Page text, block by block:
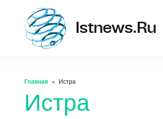
Istnews.ru
Главная Истра
Истра